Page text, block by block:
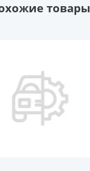
товары